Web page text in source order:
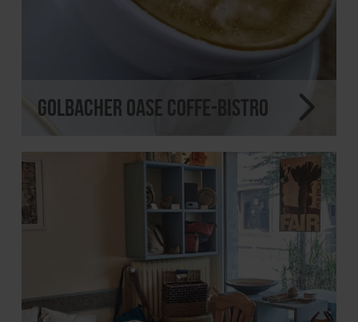
Golbacher Oase Coffe-Bistro